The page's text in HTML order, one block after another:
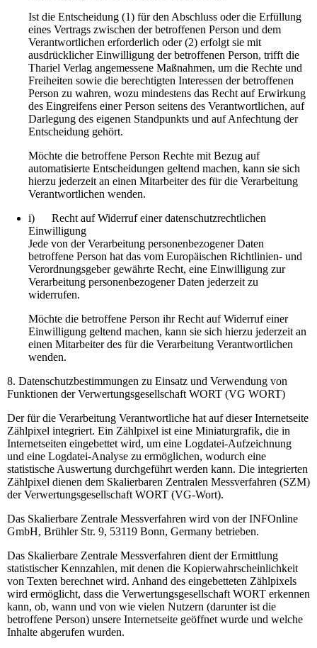
Ist die Entscheidung (1) für den Abschluss oder die Erfüllung
eines Vertrags zwischen der betroffenen Person und dem
Verantwortlichen erforderlich oder (2) erfolgt sie mit
ausdrücklicher Einwilligung der betroffenen Person, trifft die
Thariel Verlag angemessene Maßnahmen, um die Rechte und
Freiheiten sowie die berechtigten Interessen der betroffenen
Person zu wahren, wozu mindestens das Recht auf Erwirkung
des Eingreifens einer Person seitens des Verantwortlichen, auf
Darlegung des eigenen Standpunkts und auf Anfechtung der
Entscheidung gehört.
Möchte die betroffene Person Rechte mit Bezug auf
automatisierte Entscheidungen geltend machen, kann sie sich
hierzu jederzeit an einen Mitarbeiter des für die Verarbeitung
Verantwortlichen wenden.
i) Recht auf Widerruf einer datenschutzrechtlichen
Einwilligung
Jede von der Verarbeitung personenbezogener Daten
betroffene Person hat das vom Europäischen Richtlinien- und
Verordnungsgeber gewährte Recht, eine Einwilligung zur
Verarbeitung personenbezogener Daten jederzeit zu
widerrufen.
Möchte die betroffene Person ihr Recht auf Widerruf einer
Einwilligung geltend machen, kann sie sich hierzu jederzeit an
einen Mitarbeiter des für die Verarbeitung Verantwortlichen
wenden.
8. Datenschutzbestimmungen zu Einsatz und Verwendung von
Funktionen der Verwertungsgesellschaft WORT (VG WORT)
Der für die Verarbeitung Verantwortliche hat auf dieser Internetseite
Zählpixel integriert. Ein Zählpixel ist eine Miniaturgrafik, die in
Internetseiten eingebettet wird, um eine Logdatei-Aufzeichnung
und eine Logdatei-Analyse zu ermöglichen, wodurch eine
statistische Auswertung durchgeführt werden kann. Die integrierten
Zählpixel dienen dem Skalierbaren Zentralen Messverfahren (SZM)
der Verwertungsgesellschaft WORT (VG-Wort).
Das Skalierbare Zentrale Messverfahren wird von der INFOnline
GmbH, Brühler Str. 9, 53119 Bonn, Germany betrieben.
Das Skalierbare Zentrale Messverfahren dient der Ermittlung
statistischer Kennzahlen, mit denen die Kopierwahrscheinlichkeit
von Texten berechnet wird. Anhand des eingebetteten Zählpixels
wird ermöglicht, dass die Verwertungsgesellschaft WORT erkennen
kann, ob, wann und von wie vielen Nutzern (darunter ist die
betroffene Person) unsere Internetseite geöffnet wurde und welche
Inhalte abgerufen wurden.